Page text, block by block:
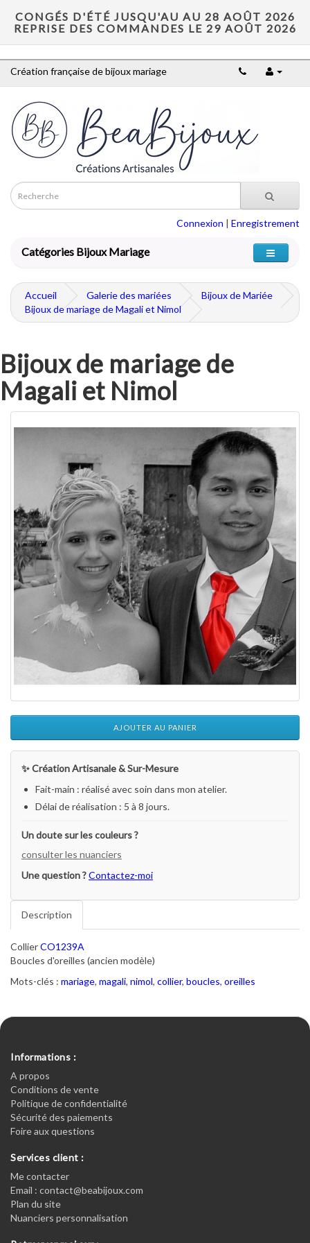
CONGÉS D'ÉTÉ JUSQU'AU AU 28 AOÛT 2026
REPRISE DES COMMANDES LE 29 AOÛT 2026
Création française de bijoux mariage
Connexion | Enregistrement
Catégories Bijoux Mariage
Accueil Galerie des mariées
Bijoux de Mariée
Bijoux de mariage de Magali et Nimol
Bijoux de mariage de
Magali et Nimol
AJOUTER AU PANIER
✨ Création Artisanale & Sur-Mesure
Fait-main : réalisé avec soin dans mon atelier.
Délai de réalisation : 5 à 8 jours.
Un doute sur les couleurs ?
consulter les nuanciers
Une question ?Contactez-moi
Description
CollierCO1239A
Boucles d'oreilles (ancien modèle)
Mots-clés : mariage, magali, nimol, collier, boucles, oreilles
Informations :
A propos
Conditions de vente
Politique de confidentialité
Sécurité des paiements
Foire aux questions
Services client :
Me contacter
Email : contact@beabijoux.com
Plan du site
Nuanciers personnalisation